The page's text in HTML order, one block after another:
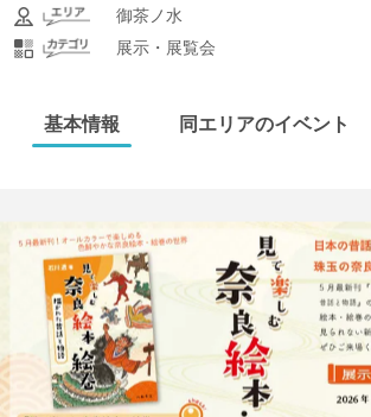
御茶ノ水
展示・展覧会
基本情報 同エリアのイベント